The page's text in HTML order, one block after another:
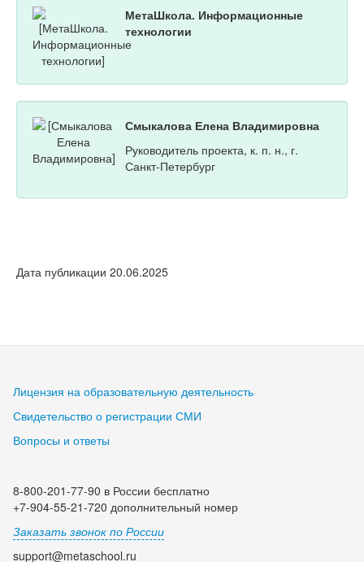
МетаШкола. Информационные
технологии
Смыкалова Елена Владимировна
Руководитель проекта, к. п. н., г.
Санкт-Петербург
Дата публикации 20.06.2025
Лицензия на образовательную деятельность
Свидетельство о регистрации СМИ
Вопросы и ответы
8-800-201-77-90 в России бесплатно
+7-904-55-21-720 дополнительный номер
Заказать звонок по России
support@metaschool.ru